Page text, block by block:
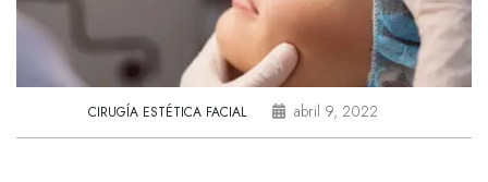
CIRUGÍA ESTÉTICA FACIAL abril 9, 2022